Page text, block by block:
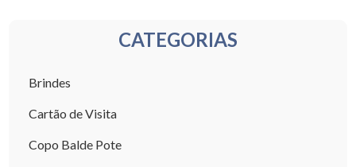
CATEGORIAS
Brindes
Cartão de Visita
Copo Balde Pote